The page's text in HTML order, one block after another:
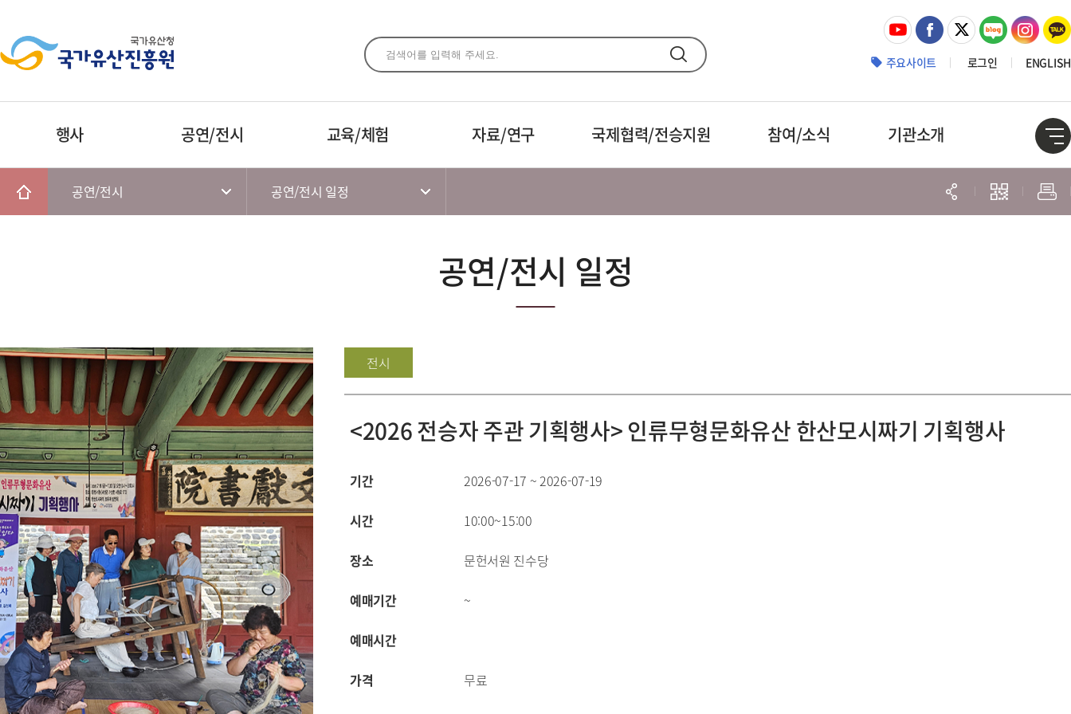
주요사이트 로그인 ENGLISH
행사 공연/전시 교육/체험 자료/연구 국제협력/전승지원 참여/소식 기관소개
공연/전시 공연/전시 일정
공연/전시 일정
전시
<2026 전승자 주관 기획행사> 인류무형문화유산 한산모시짜기 기획행사
기간 2026-07-17 ~ 2026-07-19
시간 10:00~15:00
장소 문헌서원 진수당
예매기간 ~
예매시간
가격 무료